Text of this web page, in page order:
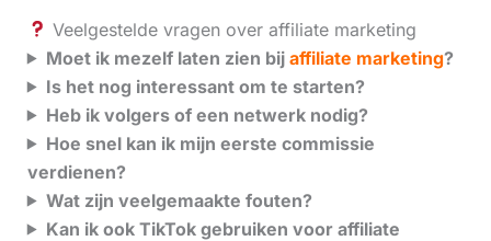
Veelgestelde vragen over affiliate marketing
Moet ik mezelf laten zien bij affiliate marketing?
Is het nog interessant om te starten?
Heb ik volgers of een netwerk nodig?
Hoe snel kan ik mijn eerste commissie
verdienen?
Wat zijn veelgemaakte fouten?
Kan ik ook TikTok gebruiken voor affiliate